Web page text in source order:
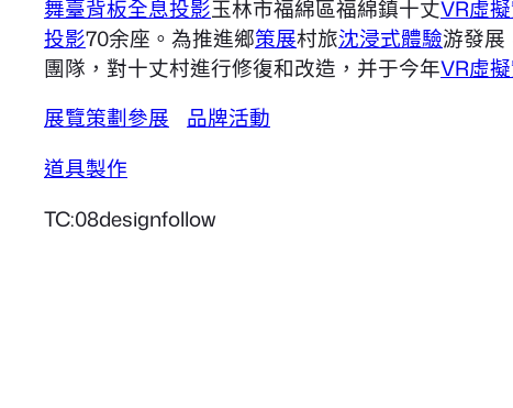
舞臺背板全息投影玉林市福綿區福綿鎮十丈VR虛
投影70余座。為推進鄉策展村旅沈浸式體驗游發展
團隊，對十丈村進行修復和改造，并于今年VR虛
展覽策劃參展
品牌活動
道具製作
TC:08designfollow